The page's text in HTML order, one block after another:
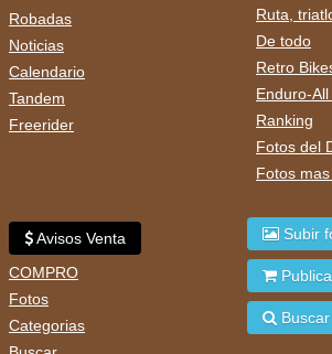
Robadas
Noticias
Calendario
Tandem
Freerider
Ruta,
De todo
Retro
Enduro-
Ranking
Fotos del
Fotos
Avisos Venta
COMPRO
Fotos
Categorias
Subir
Buscar